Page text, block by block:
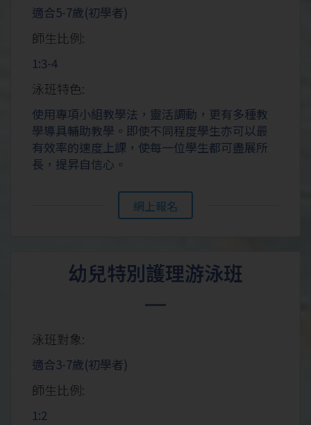
適合5-7歲(初學者)
師生比例:
1:3-4
泳班特色:
使用專項小組教學法，靈活調動，更有多種教
學導具輔助教學。即使不同程度學生亦可以最
有效率的速度上課，使每一位學生都可盡展所
長，提昇自信心。
網上報名
幼兒特別護理游泳班
泳班對象:
適合3-7歲(初學者)
師生比例:
1:2